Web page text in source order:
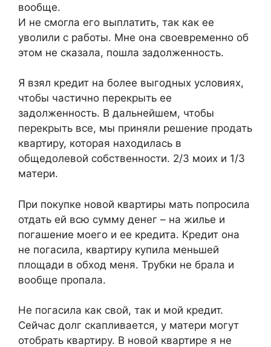
вообще.
И не смогла его выплатить, так как ее
уволили с работы. Мне она своевременно об
этом не сказала, пошла задолженность.
Я взял кредит на более выгодных условиях,
чтобы частично перекрыть ее
задолженность. В дальнейшем, чтобы
перекрыть все, мы приняли решение продать
квартиру, которая находилась в
общедолевой собственности. 2/3 моих и 1/3
матери.
При покупке новой квартиры мать попросила
отдать ей всю сумму денег – на жилье и
погашение моего и ее кредита. Кредит она
не погасила, квартиру купила меньшей
площади в обход меня. Трубки не брала и
вообще пропала.
Не погасила как свой, так и мой кредит.
Сейчас долг скапливается, у матери могут
отобрать квартиру. В новой квартире я не